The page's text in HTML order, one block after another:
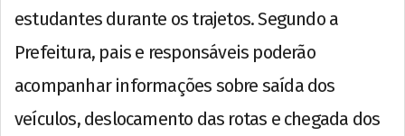
estudantes durante os trajetos. Segundo a
Prefeitura, pais e responsáveis poderão
acompanhar informações sobre saída dos
veículos, deslocamento das rotas e chegada dos